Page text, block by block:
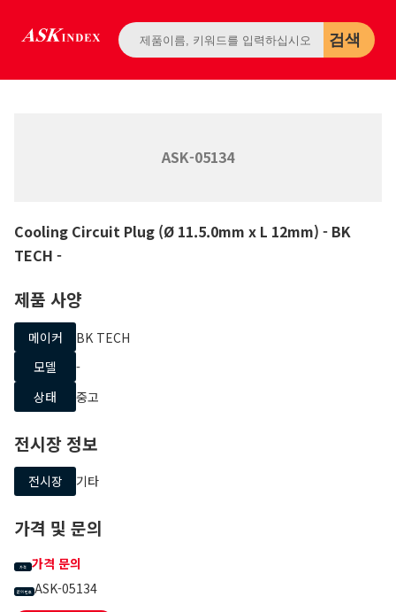
검색
ASK-05134
Cooling Circuit Plug (Ø 11.5.0mm x L 12mm) - BK
TECH -
제품 사양
메이커
BK TECH
모델
-
상태
중고
전시장 정보
전시장 기타
가격 및 문의
가격 가격 문의
문의 번호 ASK-05134